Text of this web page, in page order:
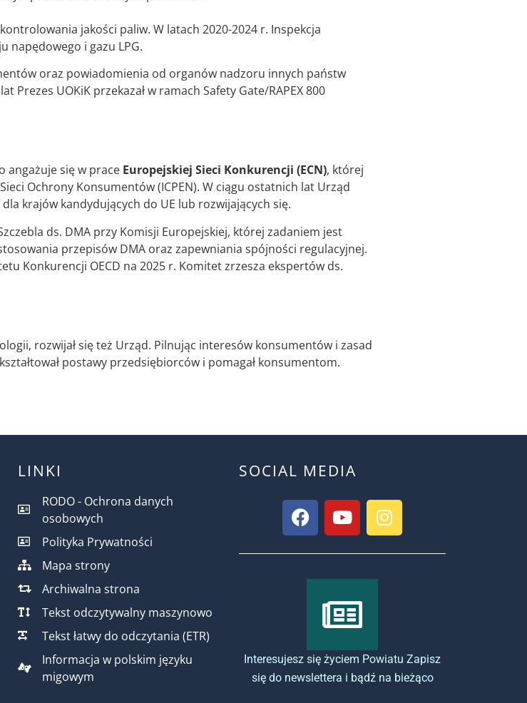
jakości paliw. W latach 2020-2024 r. Inspekcja
napędowego i gazu LPG.
oraz powiadomienia od organów nadzoru innych państw
Prezes UOKiK przekazał w ramach Safety Gate/RAPEX 800
angażuje się w prace Europejskiej Sieci Konkurencji (ECN), której
Ochrony Konsumentów (ICPEN). W ciągu ostatnich lat Urząd
krajów kandydujących do UE lub rozwijających się.
ds. DMA przy Komisji Europejskiej, której zadaniem jest
przepisów DMA oraz zapewniania spójności regulacyjnej.
Konkurencji OECD na 2025 r. Komitet zrzesza ekspertów ds.
rozwijał się też Urząd. Pilnując interesów konsumentów i zasad
postawy przedsiębiorców i pomagał konsumentom.
LINKI
RODO - Ochrona danych
osobowych
Polityka Prywatności
Mapa strony
Archiwalna strona
Tekst odczytywalny maszynowo
Tekst łatwy do odczytania (ETR)
Informacja w polskim języku
migowym
SOCIAL MEDIA
Interesujesz się życiem Powiatu Zapisz
się do newslettera i bądź na bieżąco